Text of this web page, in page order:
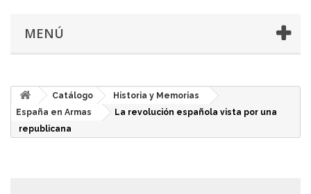
MENÚ
Catálogo
Historia y Memorias
España en Armas
La revolución española vista por una
republicana